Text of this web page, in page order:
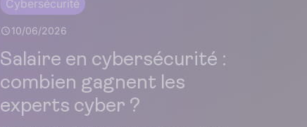
Cybersécurité
10/06/2026
Salaire en cybersécurité :
combien gagnent les
experts cyber ?